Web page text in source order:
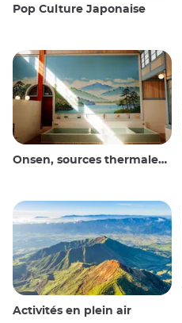
Pop Culture Japonaise
Onsen, sources thermales et bains publics
Activités en plein air